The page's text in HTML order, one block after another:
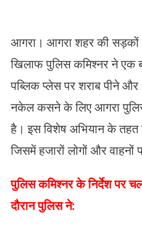
आगरा। आगरा शहर की सड़कों
खिलाफ पुलिस कमिश्नर ने एक
पब्लिक प्लेस पर शराब पीने
नकेल कसने के लिए आगरा पुलिस
है। इस विशेष अभियान के तहत
जिसमें हजारों लोगों और वाहनों
पुलिस कमिश्नर के निर्देश पर
दौरान पुलिस ने: